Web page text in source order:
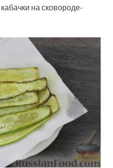
на сковороде-